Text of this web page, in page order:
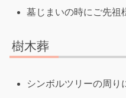
墓じまいの時にご先祖
樹木葬
シンボルツリーの周り